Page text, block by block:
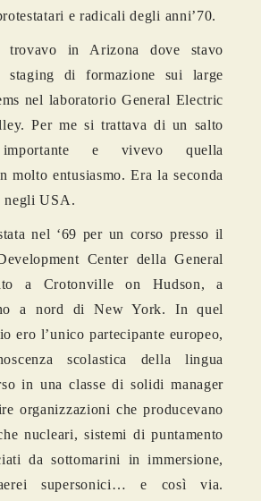
e radicali degli anni’70.
in Arizona dove stavo
staging di formazione sui large
nel laboratorio General Electric
Per me si trattava di un salto
importante e vivevo quella
molto entusiasmo. Era la seconda
negli USA.
nel ‘69 per un corso presso il
Center della General
a Crotonville on Hudson, a
a nord di New York. In quel
ero l’unico partecipante europeo,
scolastica della lingua
in una classe di solidi manager
organizzazioni che producevano
nucleari, sistemi di puntamento
da sottomarini in immersione,
supersonici… e così via.